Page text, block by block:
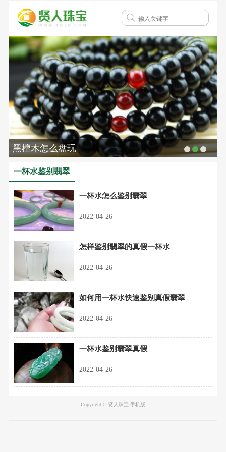
黑檀木怎么盘玩
一杯水鉴别翡翠
一杯水怎么鉴别翡翠
2022-04-26
怎样鉴别翡翠的真假一杯水
2022-04-26
如何用一杯水快速鉴别真假翡翠
2022-04-26
一杯水鉴别翡翠真假
2022-04-26
Copyright © 贤人珠宝 手机版